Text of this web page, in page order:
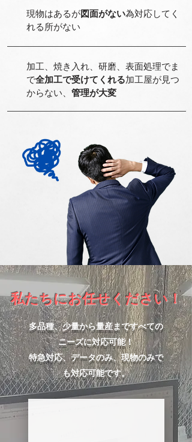
現物はあるが図面がない為対応してく
れる所がない
加工、焼き入れ、研磨、表面処理でま
で全加工で受けてくれる加工屋が見つ
からない、 管理が大変
私たちに​お任せください！
多品種、少量から量産まですべての
ニーズに対応可能！
特急対応、データのみ、現物のみで
も対応可能です。